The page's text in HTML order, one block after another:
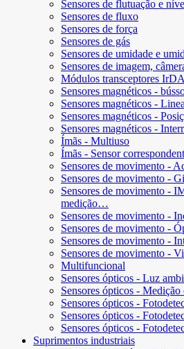
Sensores de flutuação e
Sensores de fluxo
Sensores de força
Sensores de gás
Sensores de umidade e
Sensores de imagem,
Módulos transceptores IrDA
Sensores magnéticos -
Sensores magnéticos -
Sensores magnéticos -
Sensores magnéticos -
Ímãs - Multiuso
Ímãs - Sensor
Sensores de movimento -
Sensores de movimento -
Sensores de movimento -
medição…
Sensores de movimento -
Sensores de movimento -
Sensores de movimento -
Sensores de movimento -
Multifuncional
Sensores ópticos - Luz
Sensores ópticos - Medição
Sensores ópticos -
Sensores ópticos -
Sensores ópticos -
Suprimentos industriais